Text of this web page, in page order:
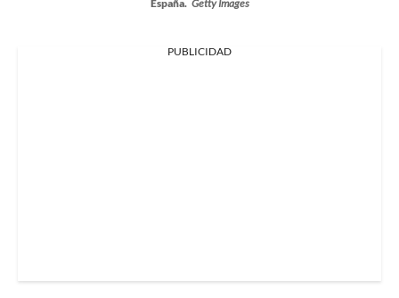
España. Getty Images
PUBLICIDAD